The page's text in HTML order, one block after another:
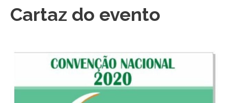
Cartaz do evento